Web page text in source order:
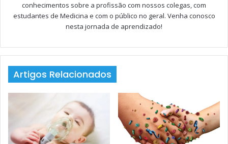
Zika: vacina, infecções em
gestantes e transmissão por
Zika – Atualizações que Você
Precisa Saber
Zika Vírus – Quando Suspeitar?
Em Tempos de Zika e Febre
Amarela, Não Se Esqueça da
Chikungunya!
Síndrome de Guillain-Barré: o que
conhecimentos sobre a profissão com nossos colegas, com
estudantes de Medicina e com o público no geral. Venha conosco
nesta jornada de aprendizado!
Artigos Relacionados